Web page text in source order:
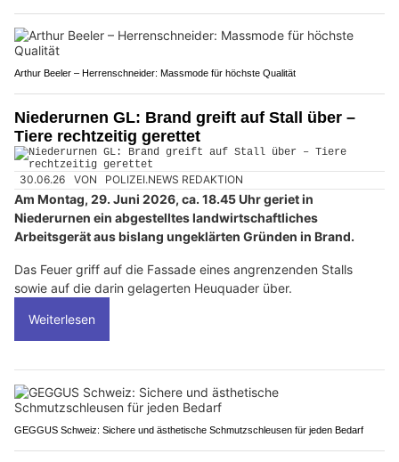
Arthur Beeler – Herrenschneider: Massmode für höchste Qualität
Niederurnen GL: Brand greift auf Stall über –
Tiere rechtzeitig gerettet
30.06.26 VON POLIZEI.NEWS REDAKTION
Am Montag, 29. Juni 2026, ca. 18.45 Uhr geriet in
Niederurnen ein abgestelltes landwirtschaftliches
Arbeitsgerät aus bislang ungeklärten Gründen in Brand.
Das Feuer griff auf die Fassade eines angrenzenden Stalls
sowie auf die darin gelagerten Heuquader über.
Weiterlesen
GEGGUS Schweiz: Sichere und ästhetische Schmutzschleusen für jeden Bedarf